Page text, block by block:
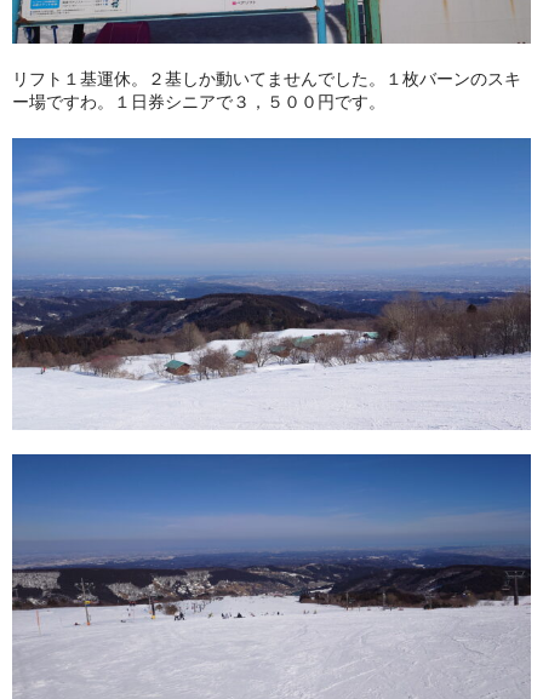
リフト１基運休。２基しか動いてませんでした。１枚バーンのスキ
ー場ですわ。１日券シニアで３，５００円です。